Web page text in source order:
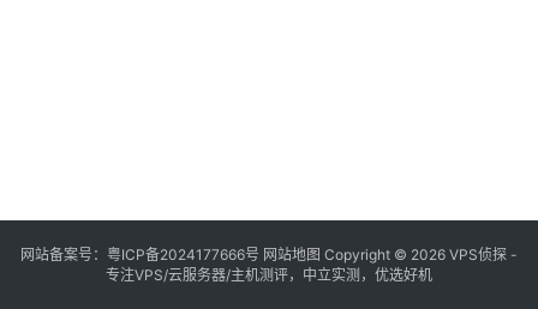
网站备案号： 粤ICP备2024177666号 网站地图 Copyright © 2026 VPS侦探 -
专注VPS/云服务器/主机测评，中立实测，优选好机